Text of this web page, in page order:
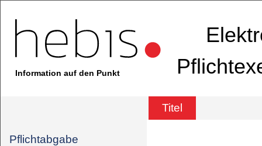
Information auf den Punkt
Titel
Pflichtabgabe